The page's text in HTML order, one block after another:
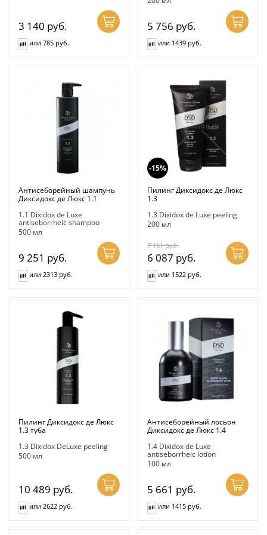
3 140 руб.
или 785 руб.
5 756 руб.
или 1439 руб.
Антисеборейный шампунь
Диксидокс де Люкс 1.1
1.1 Dixidox de Luxe
antiseborrheic shampoo
500 мл
9 251 руб.
или 2313 руб.
-15%
Пилинг Диксидокс де Люкс
1.3
1.3 Dixidox de Luxe peeling
200 мл
7 161руб.
6 087 руб.
или 1522 руб.
Пилинг Диксидокс де Люкс
1.3 туба
1.3 Dixidox DeLuxe peeling
500 мл
10 489 руб.
или 2622 руб.
Антисеборейный лосьон
Диксидокс де Люкс 1.4
1.4 Dixidox de Luxe
antiseborrheic lotion
100 мл
5 661 руб.
или 1415 руб.